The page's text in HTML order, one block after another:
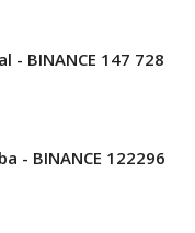
BINANCE 147 728
- BINANCE 122296